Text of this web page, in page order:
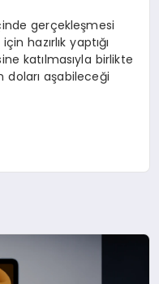
gerçekleşmesi
hazırlık yaptığı
katılmasıyla birlikte
doları aşabileceği